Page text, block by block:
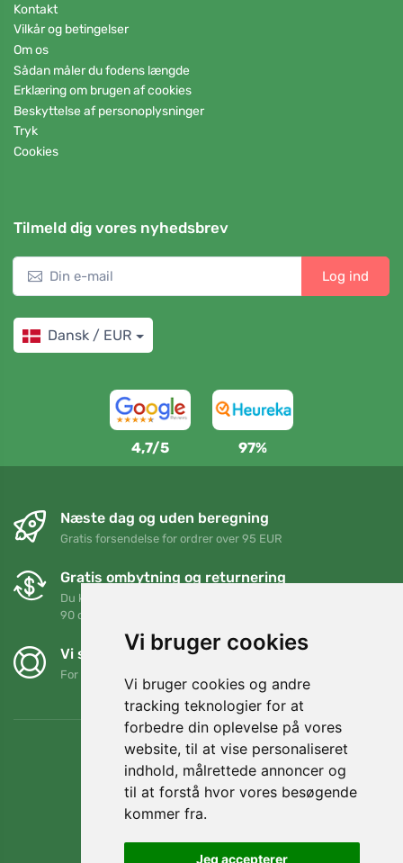
Vi bruger cookies
Vi bruger cookies og andre
tracking teknologier for at
forbedre din oplevelse på vores
website, til at vise personaliseret
indhold, målrettede annoncer og
til at forstå hvor vores besøgende
kommer fra.
Jeg accepterer
Kontakt
Vilkår og betingelser
Om os
Sådan måler du fodens længde
Erklæring om brugen af cookies
Beskyttelse af personoplysninger
Tryk
Cookies
Tilmeld dig vores nyhedsbrev
Log ind
Dansk / EUR
4,7/5 97%
Næste dag og uden beregning
Gratis forsendelse for ordrer over 95 EUR
Gratis ombytning og returnering
Du kan returnere eller bytte din ordre når som helst inden for
90 dage
Vi støtter Trees.org
For hver ordre planter vi et træ! Læs mere